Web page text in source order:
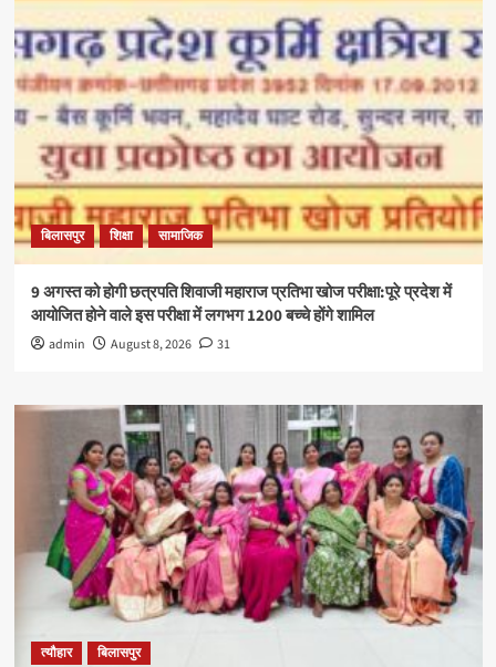
बिलासपुर शिक्षा सामाजिक
9 अगस्त को होगी छत्रपति शिवाजी महाराज प्रतिभा खोज परीक्षा:पूरे प्रदेश में
आयोजित होने वाले इस परीक्षा में लगभग 1200 बच्चे होंगे शामिल
admin August 8, 2026 31
त्यौहार बिलासपुर